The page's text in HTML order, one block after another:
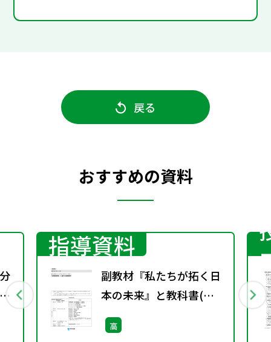
戻る
おすすめの資料
指導資料
副教材『私たちが拓く日
本の未来』と教科書(現
社313)を用いた「主権者
教育」に関する指導資料
高